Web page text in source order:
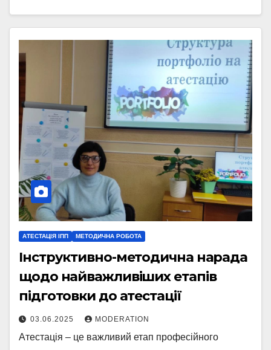
АТЕСТАЦІЯ ІПП МЕТОДИЧНА РОБОТА
Інструктивно-методична нарада
щодо найважливіших етапів
підготовки до атестації
03.06.2025 MODERATION
Атестація – це важливий етап професійного